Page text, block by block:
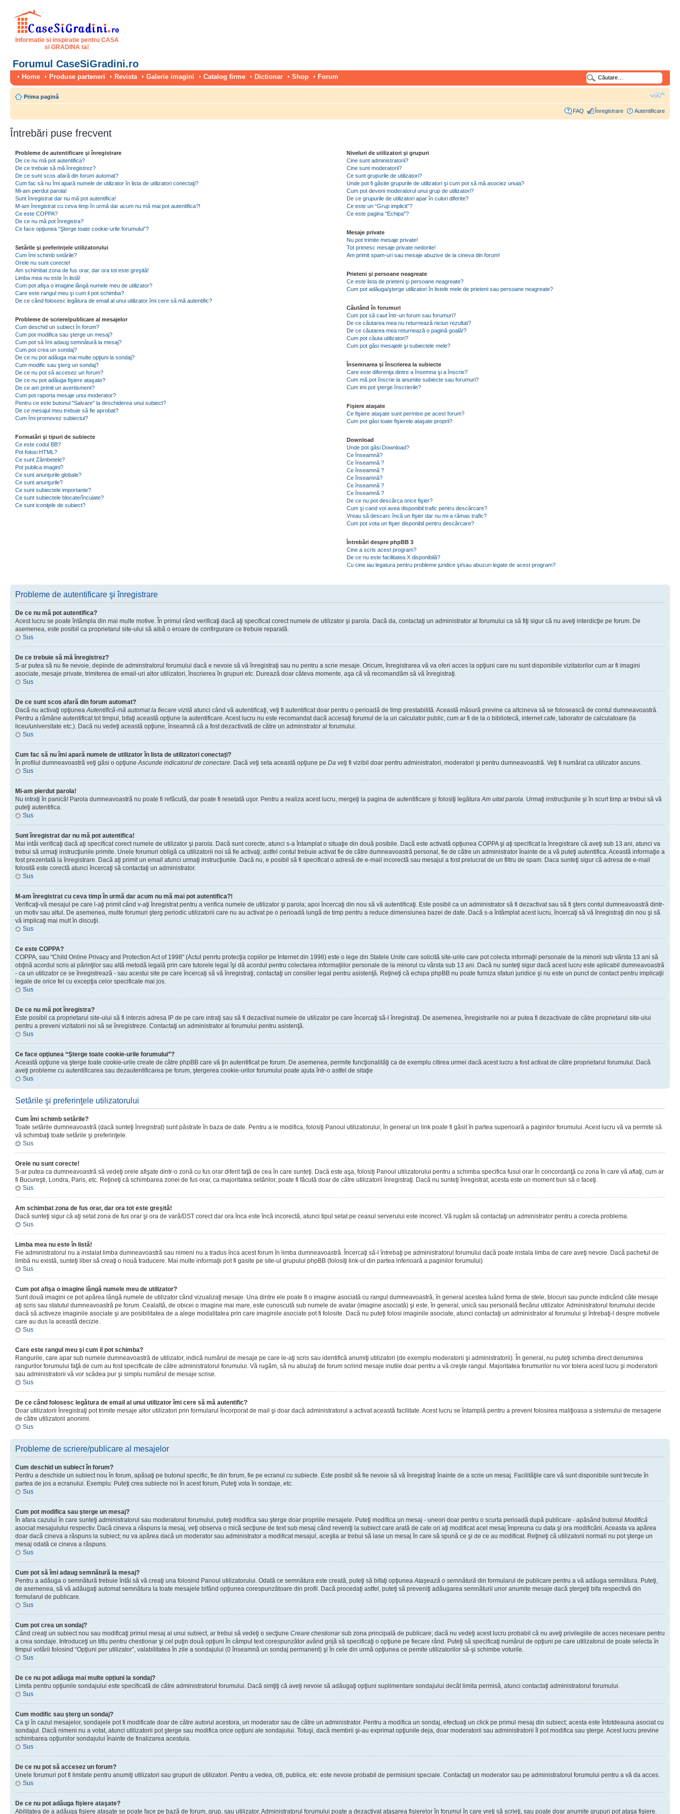
Informatie si inspiratie pentru CASA
si GRADINA ta!
Forumul CaseSiGradini.ro
Home Produse parteneri Revista Galerie imagini Catalog firme Dictionar Shop Forum
Prima pagină
FAQ Înregistrare Autentificare
Întrebări puse frecvent
Probleme de autentificare şi înregistrare
De ce nu mă pot autentifica?
De ce trebuie să mă înregistrez?
De ce sunt scos afară din forum automat?
Cum fac să nu îmi apară numele de utilizator în lista de utilizatori conectaţi?
Mi-am pierdut parola!
Sunt înregistrat dar nu mă pot autentifica!
M-am înregistrat cu ceva timp în urmă dar acum nu mă mai pot autentifica?!
Ce este COPPA?
De ce nu mă pot înregistra?
Ce face opţiunea “Şterge toate cookie-urile forumului”?
Setările şi preferinţele utilizatorului
Cum îmi schimb setările?
Orele nu sunt corecte!
Am schimbat zona de fus orar, dar ora tot este greşită!
Limba mea nu este în listă!
Cum pot afişa o imagine lângă numele meu de utilizator?
Care este rangul meu şi cum il pot schimba?
De ce când folosesc legătura de email al unui utilizator îmi cere să mă autentific?
Probleme de scriere/publicare al mesajelor
Cum deschid un subiect în forum?
Cum pot modifica sau şterge un mesaj?
Cum pot să îmi adaug semnătură la mesaj?
Cum pot crea un sondaj?
De ce nu pot adăuga mai multe opţiuni la sondaj?
Cum modific sau şterg un sondaj?
De ce nu pot să accesez un forum?
De ce nu pot adăuga fişiere ataşate?
De ce am primit un avertisment?
Cum pot raporta mesaje unui moderator?
Pentru ce este butonul "Salvare" la deschiderea unui subiect?
De ce mesajul meu trebuie să fie aprobat?
Cum îmi promovez subiectul?
Formatări şi tipuri de subiecte
Ce este codul BB?
Pot folosi HTML?
Ce sunt Zâmbetele?
Pot publica imagini?
Ce sunt anunţurile globale?
Ce sunt anunţurile?
Ce sunt subiectele importante?
Ce sunt subiectele blocate/încuiate?
Ce sunt iconiţele de subiect?
Niveluri de utilizatori şi grupuri
Cine sunt administratorii?
Cine sunt moderatorii?
Ce sunt grupurile de utilizatori?
Unde pot fi găsite grupurile de utilizatori şi cum pot să mă asociez unuia?
Cum pot deveni moderatorul unui grup de utilizatori?
De ce grupurile de utilizatori apar în culori diferite?
Ce este un “Grup implicit”?
Ce este pagina "Echipa"?
Mesaje private
Nu pot trimite mesaje private!
Tot primesc mesaje private nedorite!
Am primit spam-uri sau mesaje abuzive de la cineva din forum!
Prieteni şi persoane neagreate
Ce este lista de prieteni şi persoane neagreate?
Cum pot adăuga/şterge utilizatori în listele mele de prieteni sau persoane neagreate?
Căutând în forumuri
Cum pot să caut într-un forum sau forumuri?
De ce căutarea mea nu returnează niciun rezultat?
De ce căutarea mea returnează o pagină goală!?
Cum pot căuta utilizatori?
Cum pot găsi mesajele şi subiectele mele?
Însemnarea şi înscrierea la subiecte
Care este diferenţa dintre a însemna şi a înscrie?
Cum mă pot înscrie la anumite subiecte sau forumuri?
Cum imi pot şterge înscrierile?
Fişiere ataşate
Ce fişiere ataşate sunt permise pe acest forum?
Cum pot găsi toate fişierele ataşate proprii?
Download
Unde pot găsi Download?
Ce înseamnă?
Ce înseamnă ?
Ce înseamnă ?
Ce înseamnă?
Ce înseamnă ?
Ce înseamnă ?
De ce nu pot descărca orice fişier?
Cum şi cand voi avea disponibil trafic pentru descărcare?
Vreau să descarc încă un fişier dar nu mi-a rămas trafic?
Cum pot vota un fişier disponibil pentru descărcare?
Întrebări despre phpBB 3
Cine a scris acest program?
De ce nu este facilitatea X disponibilă?
Cu cine iau legatura pentru probleme juridice şi/sau abuzuri legate de acest program?
Probleme de autentificare şi înregistrare
De ce nu mă pot autentifica?
Acest lucru se poate întâmpla din mai multe motive. În primul rând verificaţi dacă aţi specificat corect numele de utilizator şi parola. Dacă da, contactaţi un administrator al forumului ca să fiţi sigur că nu aveţi interdicţie pe forum. De
asemenea, este posibil ca proprietarul site-ului să aibă o eroare de confirgurare ce trebuie reparată.
Sus
De ce trebuie să mă înregistrez?
S-ar putea să nu fie nevoie, depinde de adminstratorul forumului dacă e nevoie să vă înregistraţi sau nu pentru a scrie mesaje. Oricum, înregistrarea vă va oferi acces la opţiuni care nu sunt disponibile vizitatorilor cum ar fi imagini
asociate, mesaje private, trimiterea de email-uri altor utilizatori, înscrierea în grupuri etc. Durează doar câteva momente, aşa că vă recomandăm să vă înregistraţi.
Sus
De ce sunt scos afară din forum automat?
Dacă nu activaţi opţiuneaAutentifică-mă automat la fiecare vizită atunci când vă autentificaţi, veţi fi autentificat doar pentru o perioadă de timp prestabilită. Această măsură previne ca altcineva să se folosească de contul dumneavoastră.
Pentru a rămâne autentificat tot timpul, bifaţi această opţiune la autentificare. Acest lucru nu este recomandat dacă accesaţi forumul de la un calculator public, cum ar fi de la o bibliotecă, internet cafe, laborator de calculatoare (la
liceu/universitate etc.). Dacă nu vedeţi această opţiune, înseamnă că a fost dezactivată de către un adminstrator al forumului.
Sus
Cum fac să nu îmi apară numele de utilizator în lista de utilizatori conectaţi?
În profilul dumneavoastră veţi găsi o opţiuneAscunde indicatorul de conectare. Dacă veţi seta această opţiune pe Da veţi fi vizibil doar pentru administratori, moderatori şi pentru dumneavoastră. Veţi fi numărat ca utilizator ascuns.
Sus
Mi-am pierdut parola!
Nu intraţi în panică! Parola dumneavoastră nu poate fi refăcută, dar poate fi resetată uşor. Pentru a realiza acest lucru, mergeţi la pagina de autentificare şi folosiţi legăturaAm uitat parola. Urmaţi instrucţiunile şi în scurt timp ar trebui să vă
puteţi autentifica.
Sus
Sunt înregistrat dar nu mă pot autentifica!
Mai intâi verificaţi dacă aţi specificat corect numele de utilizator şi parola. Dacă sunt corecte, atunci s-a întamplat o situaţie din două posibile. Dacă este activată opţiunea COPPA şi aţi specificat la înregistrare că aveţi sub 13 ani, atunci va
trebui să urmaţi instrucţiunile primite. Unele forumuri obligă ca utilizatorii noi să fie activaţi; astfel contul trebuie activat fie de către dumneavoastră personal, fie de către un administrator înainte de a vă puteţi autentifica. Această informaţie a
fost prezentată la înregistrare. Dacă aţi primit un email atunci urmaţi instrucţiunile. Dacă nu, e posibil să fi specificat o adresă de e-mail incorectă sau mesajul a fost prelucrat de un filtru de spam. Daca sunteţi sigur că adresa de e-mail
folosită este corectă atunci încercaţi să contactaţi un administrator.
Sus
M-am înregistrat cu ceva timp în urmă dar acum nu mă mai pot autentifica?!
Verificaţi-vă mesajul pe care l-aţi primit când v-aţi înregistrat pentru a verifica numele de utilizator şi parola; apoi încercaţi din nou să vă autentificaţi. Este posibil ca un administrator să fi dezactivat sau să fi şters contul dumneavoastră dintr-
un motiv sau altul. De asemenea, multe forumuri şterg periodic utilizatorii care nu au activat pe o perioadă lungă de timp pentru a reduce dimensiunea bazei de date. Dacă s-a întâmplat acest lucru, încercaţi să vă înregistraţi din nou şi să
vă implicaţi mai mult în discuţii.
Sus
Ce este COPPA?
COPPA, sau "Child Online Privacy and Protection Act of 1998" (Actul penrtu protecţia copiilor pe Internet din 1998) este o lege din Statele Unite care solicită site-urile care pot colecta informaţii personale de la minorii sub vârsta 13 ani să
obţină acordul scris al părinţilor sau altă metodă legală prin care tutorele legal îşi dă acordul pentru colectarea informaţiilor personale de la minorul cu vârsta sub 13 ani. Dacă nu sunteţi sigur dacă acest lucru este aplicabil dumneavoastră
- ca un utilizator ce se înregistrează - sau acestui site pe care încercaţi să vă înregistraţi, contactaţi un consilier legal pentru asistenţă. Reţineţi că echipa phpBB nu poate furniza sfaturi juridice şi nu este un punct de contact pentru implicaţii
legale de orice fel cu excepţia celor specificate mai jos.
Sus
De ce nu mă pot înregistra?
Este posibil ca proprietarul site-ului să fi interzis adresa IP de pe care intraţi sau să fi dezactivat numele de utilizator pe care încercaţi să-l înregistraţi. De asemenea, înregistrarile noi ar putea fi dezactivate de către proprietarul site-ului
pentru a preveni vizitatorii noi să se înregistreze. Contactaţi un administrator al forumului pentru asistenţă.
Sus
Ce face opţiunea “Şterge toate cookie-urile forumului”?
Această opţiune va şterge toate cookie-urile create de către phpBB care vă ţin autentificat pe forum. De asemenea, permite funcţionalităţi ca de exemplu citirea urmei dacă acest lucru a fost activat de către proprietarul forumului. Dacă
aveţi probleme cu autentificarea sau dezautentificarea pe forum, ştergerea cookie-urilor forumului poate ajuta într-o astfel de sitaţie
Sus
Setările şi preferinţele utilizatorului
Cum îmi schimb setările?
Toate setările dumneavoastră (dacă sunteţi înregistrat) sunt păstrate în baza de date. Pentru a le modifica, folosiţi Panoul utilizatorului; în general un link poate fi găsit în partea superioară a paginilor forumului. Acest lucru vă va permite să
vă schimbaţi toate setările şi preferinţele.
Sus
Orele nu sunt corecte!
S-ar putea ca dumneavoastră să vedeţi orele afişate dintr-o zonă cu fus orar diferit faţă de cea în care sunteţi. Dacă este aşa, folosiţi Panoul utilizatorului pentru a schimba specifica fusul orar în concordanţă cu zona în care vă aflaţi, cum ar
fi Bucureşti, Londra, Paris, etc. Reţineţi că schimbarea zonei de fus orar, ca majoritatea setărilor, poate fi făcută doar de către utilizatorii înregistraţi. Dacă nu sunteţi înregistrat, acesta este un moment bun să o faceţi.
Sus
Am schimbat zona de fus orar, dar ora tot este greşită!
Dacă sunteţi sigur că aţi setat zona de fus orar şi ora de vară/DST corect dar ora înca este încă incorectă, atunci tipul setat pe ceasul serverului este incorect. Vă rugăm să contactaţi un administrator pentru a corecta problema.
Sus
Limba mea nu este în listă!
Fie administratorul nu a instalat limba dumneavoastră sau nimeni nu a tradus înca acest forum în limba dumneavoastră. Încercaţi să-l întrebaţi pe administratorul forumului dacă poate instala limba de care aveţi nevoie. Dacă pachetul de
limbă nu există, sunteţi liber să creaţi o nouă traducere. Mai multe informaţii pot fi gasite pe site-ul grupului phpBB (folosiţi link-ul din partea inferioară a paginilor forumului)
Sus
Cum pot afişa o imagine lângă numele meu de utilizator?
Sunt două imagini ce pot apărea lângă numele de utilizator când vizualizaţi mesaje. Una dintre ele poate fi o imagine asociată cu rangul dumneavoastră, în general acestea luând forma de stele, blocuri sau puncte indicând câte mesaje
aţi scris sau statutul dumneavoastră pe forum. Cealaltă, de obicei o imagine mai mare, este cunoscută sub numele de avatar (imagine asociată) şi este, în general, unică sau personală fiecărui utilizator. Administratorul forumului decide
dacă să activeze imaginile asociate şi are posibilitatea de a alege modalitatea prin care imaginile asociate pot fi folosite. Dacă nu puteţi folosi imaginile asociate, atunci contactaţi un administrator al forumului şi întrebaţi-l despre motivele
care au dus la această decizie.
Sus
Care este rangul meu şi cum il pot schimba?
Rangurile, care apar sub numele dumneavoastră de utilizator, indică numărul de mesaje pe care le-aţi scris sau identifică anumiţi utilizatori (de exemplu moderatorii şi administratorii). În general, nu puteţi schimba direct denumirea
rangurilor forumului faţă de cum au fost specificate de către administratorul forumului. Vă rugăm, să nu abuzaţi de forum scriind mesaje inutile doar pentru a vă creşte rangul. Majoritatea forumurilor nu vor tolera acest lucru şi moderatorii
sau administratorii vă vor scădea pur şi simplu numărul de mesaje scrise.
Sus
De ce când folosesc legătura de email al unui utilizator îmi cere să mă autentific?
Doar utilizatorii înregistraţi pot trimite mesaje altor utilizatori prin formularul încorporat de mail şi doar dacă administratorul a activat această facilitate. Acest lucru se întamplă pentru a preveni folosirea maliţioasa a sistemului de mesagerie
de către utilizatorii anonimi.
Sus
Probleme de scriere/publicare al mesajelor
Cum deschid un subiect în forum?
Pentru a deschide un subiect nou în forum, apăsaţi pe butonul specific, fie din forum, fie pe ecranul cu subiecte. Este posibil să fie nevoie să vă înregistraţi înainte de a scrie un mesaj. Facilităţile care vă sunt disponibile sunt trecute în
partea de jos a ecranului. Exemplu: Puteţi crea subiecte noi în acest forum, Puteţi vota în sondaje, etc.
Sus
Cum pot modifica sau şterge un mesaj?
În afara cazului în care sunteţi administratorul sau moderatorul forumului, puteţi modifica sau şterge doar propriile mesajele. Puteţi modifica un mesaj - uneori doar pentru o scurta perioadă după publicare - apăsând butonul Modifică
asociat mesajulului respectiv. Dacă cineva a răspuns la mesaj, veţi observa o mică secţiune de text sub mesaj când reveniţi la subiect care arată de cate ori aţi modificat acel mesaj împreuna cu data şi ora modificării. Aceasta va apărea
doar dacă cineva a răspuns la subiect; nu va apărea dacă un moderator sau administrator a modificat mesajul, aceştia ar trebui să lase un mesaj în care să spună ce şi de ce au modificat. Reţineţi că utilizatorii normali nu pot şterge un
mesaj odată ce cineva a răspuns.
Sus
Cum pot să îmi adaug semnătură la mesaj?
Pentru a adăuga o semnătură trebuie întâi să vă creaţi una folosind Panoul utilizatorului. Odată ce semnătura este creată, puteţi să bifaţi opţiuneaAtaşează o semnătură din formularul de publicare pentru a vă adăuga semnătura. Puteţi,
de asemenea, să vă adăugaţi automat semnătura la toate mesajele bifând opţiunea corespunzătoare din profil. Dacă procedaţi astfel, puteţi să preveniţi adăugarea semnăturii unor anumite mesaje dacă ştergeţi bifa respectivă din
formularul de publicare.
Sus
Cum pot crea un sondaj?
Când creaţi un subiect nou sau modificaţi primul mesaj al unui subiect, ar trebui să vedeţi o secţiune Creare chestionarsub zona principală de publicare; dacă nu vedeţi acest lucru probabil că nu aveţi privilegiile de acces necesare pentru
a crea sondaje. Introduceţi un titlu pentru chestionar şi cel puţin două opţiuni în câmpul text corespunzător având grijă să specificaţi o opţiune pe fiecare rând. Puteţi să specificaţi numărul de opţiuni pe care utilizatorul de poate selecta în
timpul votării folosind “Opţiuni per utilizator”, valabilitatea în zile a sondajului (0 înseamnă un sondaj permanent) şi în cele din urmă opţiunea ce pemite utilizatorilor să-şi schimbe voturile.
Sus
De ce nu pot adăuga mai multe opţiuni la sondaj?
Limita pentru opţiunile sondajului este specificată de către administratorul forumului. Dacă simţiţi că aveţi nevoie să adăugaţi opţiuni suplimentare sondajului decât limita permisă, atunci contactaţi administratorul forumului.
Sus
Cum modific sau şterg un sondaj?
Ca şi în cazul mesajelor, sondajele pot fi modificate doar de către autorul acestora, un moderator sau de către un administrator. Pentru a modifica un sondaj, efectuaţi un click pe primul mesaj din subiect; acesta este întotdeauna asociat cu
sondajul. Dacă nimeni nu a votat, atunci utilizatorii pot şterge sau modifica orice opţiuni ale sondajului. Totuşi, dacă membrii şi-au exprimat opţiunile deja, doar moderatorii sau administratorii îl pot modifica sau şterge. Acest lucru previne
schimbarea opţiunilor sondajului înainte de finalizarea acestuia.
Sus
De ce nu pot să accesez un forum?
Unele forumuri pot fi limitate pentru anumiţi utilizatori sau grupuri de utilizatori. Pentru a vedea, citi, publica, etc. este nevoie probabil de permisiuni speciale. Contactaţi un moderator sau pe administratorul forumului pentru a vă da acces.
Sus
De ce nu pot adăuga fişiere ataşate?
Abilitatea de a adăuga fişiere ataşate se poate face pe bază de forum, grup, sau utilizator. Administratorul forumului poate a dezactivat ataşarea fişierelor în forumul în care vreţi să scrieţi, sau poate doar anumite grupuri pot ataşa fişiere.